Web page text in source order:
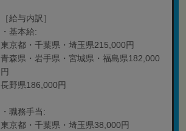
［給与内訳］
・基本給:
東京都・千葉県・埼玉県215,000円
青森県・岩手県・宮城県・福島県182,000
円
長野県186,000円
・職務手当:
東京都・千葉県・埼玉県38,000円